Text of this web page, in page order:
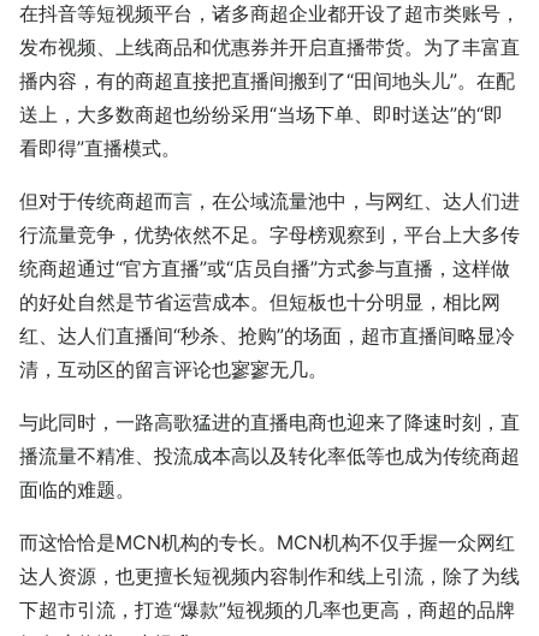
在抖音等短视频平台，诸多商超企业都开设了超市类账号，
发布视频、上线商品和优惠券并开启直播带货。为了丰富直
播内容，有的商超直接把直播间搬到了“田间地头儿”。在配
送上，大多数商超也纷纷采用“当场下单、即时送达”的“即
看即得”直播模式。
但对于传统商超而言，在公域流量池中，与网红、达人们进
行流量竞争，优势依然不足。字母榜观察到，平台上大多传
统商超通过“官方直播”或“店员自播”方式参与直播，这样做
的好处自然是节省运营成本。但短板也十分明显，相比网
红、达人们直播间“秒杀、抢购”的场面，超市直播间略显冷
清，互动区的留言评论也寥寥无几。
与此同时，一路高歌猛进的直播电商也迎来了降速时刻，直
播流量不精准、投流成本高以及转化率低等也成为传统商超
面临的难题。
而这恰恰是MCN机构的专长。MCN机构不仅手握一众网红
达人资源，也更擅长短视频内容制作和线上引流，除了为线
下超市引流，打造“爆款”短视频的几率也更高，商超的品牌